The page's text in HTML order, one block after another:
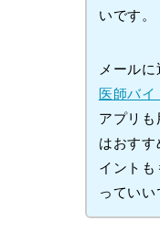
いです。
メール
医師バ
アプリも
はおす
イントも
っていい